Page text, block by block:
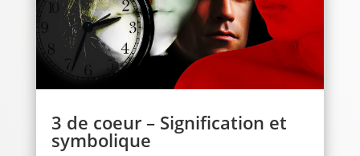
3 de coeur – Signification et
symbolique